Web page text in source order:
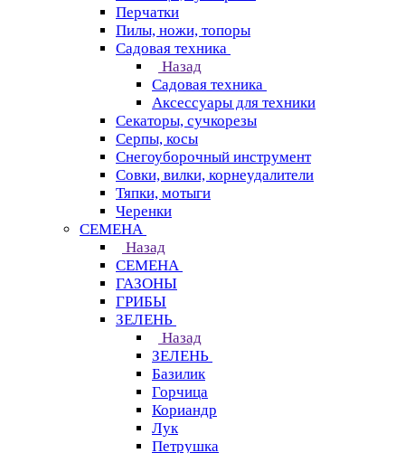
Перчатки
Пилы, ножи, топоры
Садовая техника
Назад
Садовая техника
Аксессуары для техники
Секаторы, сучкорезы
Серпы, косы
Снегоуборочный инструмент
Совки, вилки, корнеудалители
Тяпки, мотыги
Черенки
СЕМЕНА
Назад
СЕМЕНА
ГАЗОНЫ
ГРИБЫ
ЗЕЛЕНЬ
Назад
ЗЕЛЕНЬ
Базилик
Горчица
Кориандр
Лук
Петрушка